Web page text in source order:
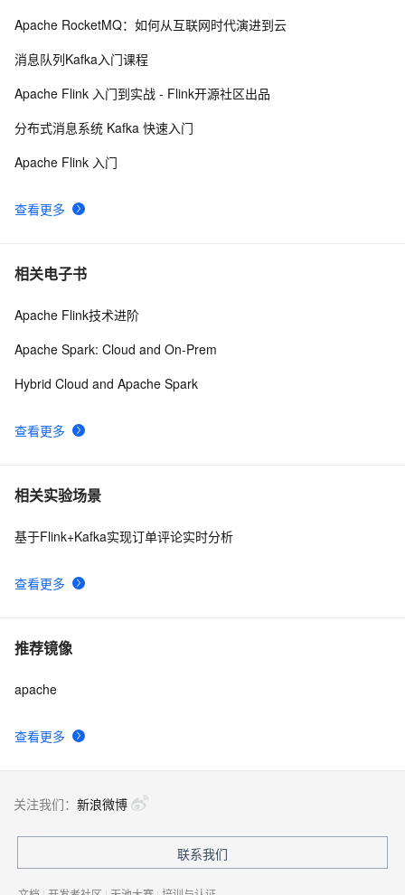
8 报错：SemanticException
java.lang.RuntimeException：Un
启智能流处理新纪元
10zabbix：web服务Apache/Nginx状态监控
查看更多
Apache RocketMQ：如何从互联网时代演进到云
消息队列Kafka入门课程
Apache Flink 入门到实战 - Flink开源社区出品
分布式消息系统 Kafka 快速入门
Apache Flink 入门
相关电子书
查看更多
Apache Flink技术进阶
Apache Spark: Cloud and On-Prem
Hybrid Cloud and Apache Spark
相关实验场景
查看更多
基于Flink+Kafka实现订单评论实时分析
推荐镜像
查看更多
apache
关注我们： 新浪微博
联系我们